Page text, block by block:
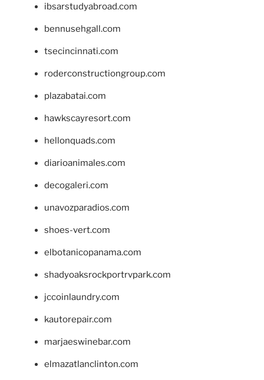
ibsarstudyabroad.com
bennusehgall.com
tsecincinnati.com
roderconstructiongroup.com
plazabatai.com
hawkscayresort.com
hellonquads.com
diarioanimales.com
decogaleri.com
unavozparadios.com
shoes-vert.com
elbotanicopanama.com
shadyoaksrockportrvpark.com
jccoinlaundry.com
kautorepair.com
marjaeswinebar.com
elmazatlanclinton.com